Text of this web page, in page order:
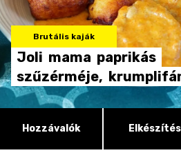
Brutális kaják
Joli mama paprikás
szűzérméje,
Hozzávalók Elkészítés